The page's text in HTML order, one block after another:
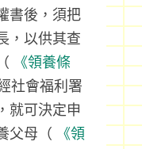
書後，須把
，以供其查
《領養條
社會福利署
就可決定申
父母（
《領